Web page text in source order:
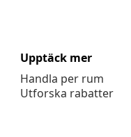
Upptäck mer
Handla per rum
Utforska rabatter